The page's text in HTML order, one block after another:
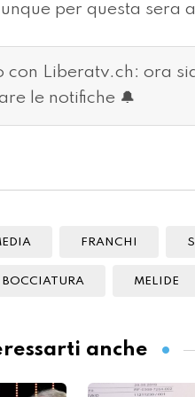
per questa sera
con Liberatv.ch: ora
le notifiche 🔔
FRANCHI
BOCCIATURA MELIDE
anche